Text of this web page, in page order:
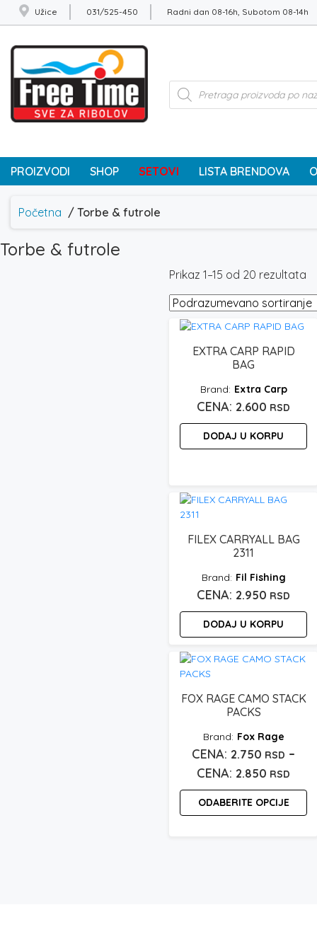
Užice 031/525-450 Radni dan 08-16h, Subotom 08-14h
Products
search
PROIZVODI SHOP SETOVI LISTA BRENDOVA
Početna / Torbe & futrole
Torbe & futrole
Prikaz 1–15 od 20 rezultata
EXTRA CARP RAPID
BAG
Extra Carp
2.600 RSD
DODAJ U KORPU
FILEX CARRYALL BAG
2311
Fil Fishing
2.950 RSD
DODAJ U KORPU
FOX RAGE CAMO STACK
PACKS
Fox Rage
2.750 RSD –
2.850 RSD
cena:
od
ODABERITE OPCIJE